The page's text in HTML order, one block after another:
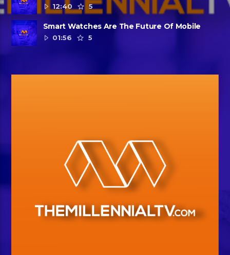
12:40
5
Smart Watches Are The Future Of Mobile
01:56
5